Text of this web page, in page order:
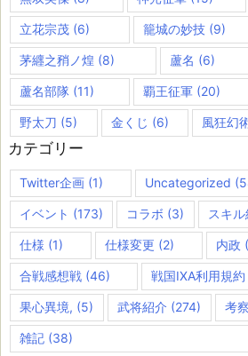
立花宗茂 (6) 籠城の妙技(9)
茅纒之矟ノ煌 (8) 蘆名 (6)
蘆名部隊 (11) 覇王征軍 (20)
野太刀 (5) 金くじ (6) 風狂幻
カテゴリー
Twitter企画 (1) Uncategorized
イベント (173) コラボ (3) スキル
仕様 (1) 仕様変更 (2) 内政
合戦感想戦 (46) 戦国IXA利用規約
果心異境, (5) 武将紹介 (274) 考察
雑記 (38)